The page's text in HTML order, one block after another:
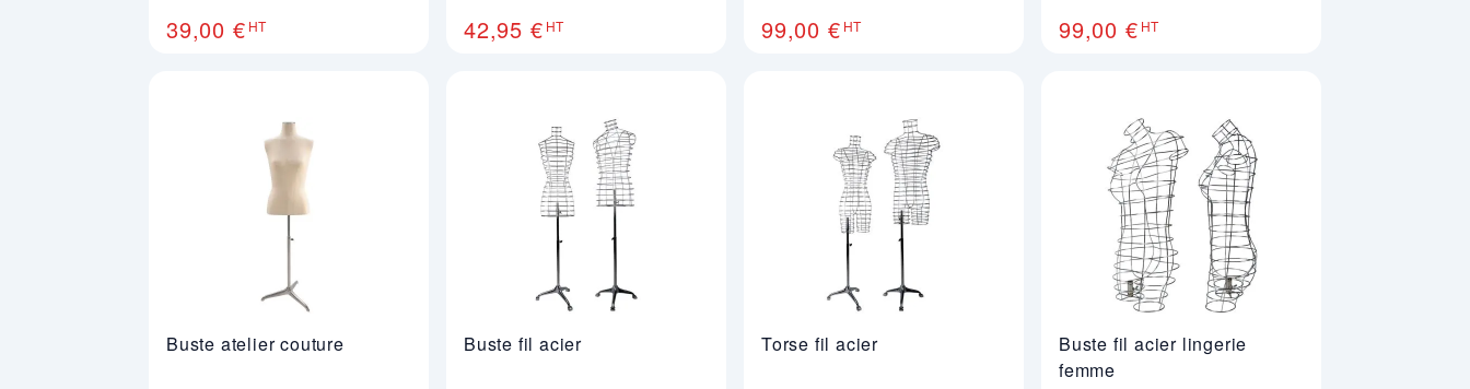
39,00 € HT 42,95 € HT 99,00 € HT 99,00 € HT
Buste atelier couture Buste fil acier Torse fil acier
Buste fil acier lingerie
femme